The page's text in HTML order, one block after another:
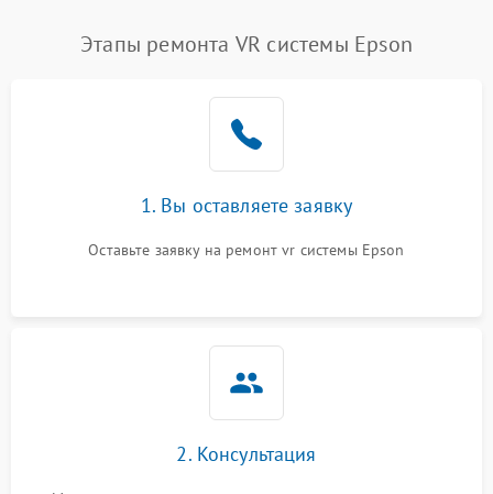
Этапы ремонта VR системы Epson
1. Вы оставляете заявку
Оставьте заявку на ремонт vr системы Epson
2. Консультация